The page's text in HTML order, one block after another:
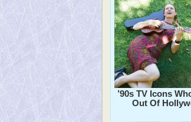
’90s TV Icons
Out Of